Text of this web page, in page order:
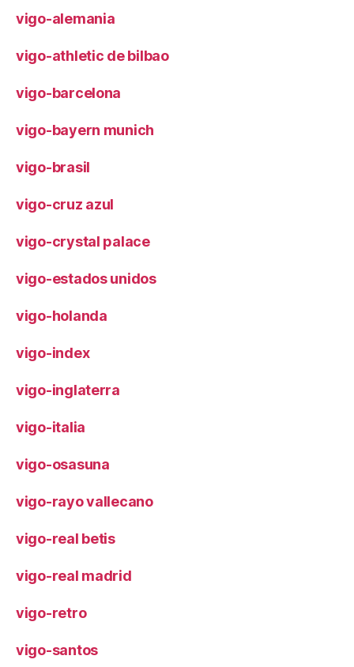
vigo-alemania
vigo-athletic de bilbao
vigo-barcelona
vigo-bayern munich
vigo-brasil
vigo-cruz azul
vigo-crystal palace
vigo-estados unidos
vigo-holanda
vigo-index
vigo-inglaterra
vigo-italia
vigo-osasuna
vigo-rayo vallecano
vigo-real betis
vigo-real madrid
vigo-retro
vigo-santos